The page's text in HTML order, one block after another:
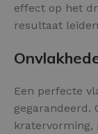
effect op het
resultaat
Een perfecte
gegarandeerd.
kratervorming,